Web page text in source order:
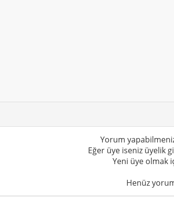
Yorum
Eğer üye iseniz üyelik
Yeni üye olmak
Henüz